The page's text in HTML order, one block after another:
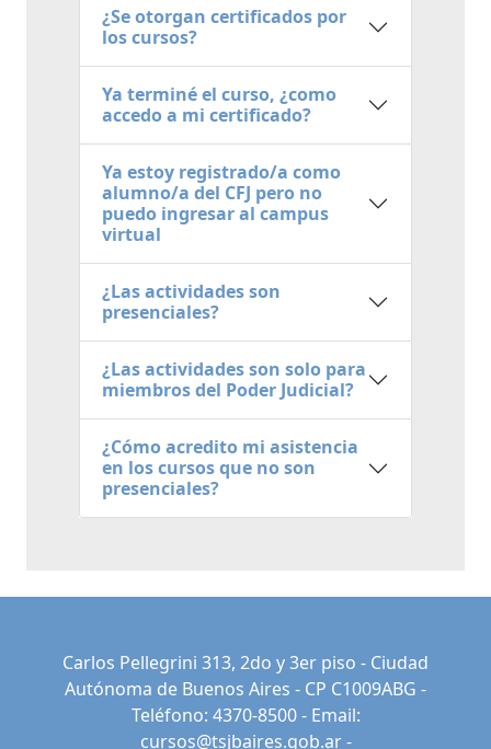
¿Se otorgan certificados por
los cursos?
Ya terminé el curso, ¿como
accedo a mi certificado?
Ya estoy registrado/a como
alumno/a del CFJ pero no
puedo ingresar al campus
virtual
¿Las actividades son
presenciales?
¿Las actividades son solo para
miembros del Poder Judicial?
¿Cómo acredito mi asistencia
en los cursos que no son
presenciales?
Carlos Pellegrini 313, 2do y 3er piso - Ciudad
Autónoma de Buenos Aires - CP C1009ABG -
Teléfono: 4370-8500 - Email:
cursos@tsjbaires.gob.ar-